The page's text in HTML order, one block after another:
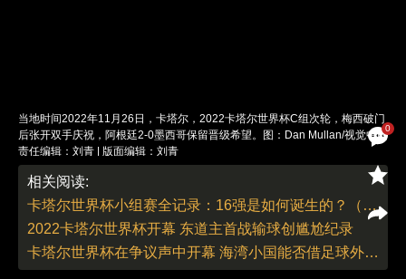
0
当地时间2022年11月26日，卡塔尔，2022卡塔尔世界杯C组次轮，梅西破门
后张开双手庆祝，阿根廷2-0墨西哥保留晋级希望。图：Dan Mullan/视觉中国
责任编辑：刘青 | 版面编辑：刘青
相关阅读:
卡塔尔世界杯小组赛全记录：16强是如何诞生的？（附淘汰赛赛程）
2022卡塔尔世界杯开幕 东道主首战输球创尴尬纪录
卡塔尔世界杯在争议声中开幕 海湾小国能否借足球外交重塑开放形象